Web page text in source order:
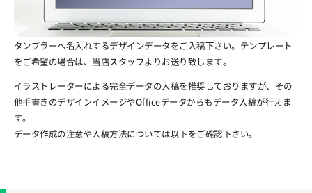
タンブラーへ名入れするデザインデータをご入稿下さい。テンプレート
をご希望の場合は、当店スタッフよりお送り致します。
イラストレーターによる完全データの入稿を推奨しておりますが、その
他手書きのデザインイメージやOfficeデータからもデータ入稿が行えま
す。
データ作成の注意や入稿方法については以下をご確認下さい。